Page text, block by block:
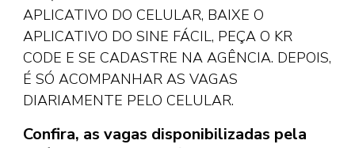
APLICATIVO DO CELULAR, BAIXE O
APLICATIVO DO SINE FÁCIL, PEÇA O KR
CODE E SE CADASTRE NA AGÊNCIA. DEPOIS,
É SÓ ACOMPANHAR AS VAGAS
DIARIAMENTE PELO CELULAR.
Confira, as vagas disponibilizadas pela